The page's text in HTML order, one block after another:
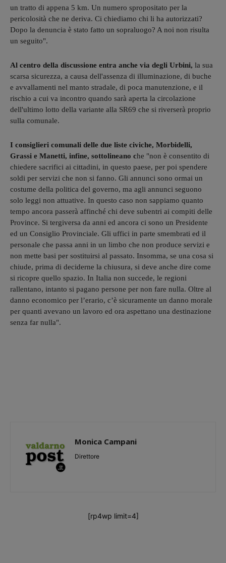
un tratto di appena 5 km. Un numero spropositato per la
pericolosità che ne deriva. Ci chiediamo chi li ha autorizzati?
Dopo la denuncia è stato fatto un sopraluogo? A noi non risulta
un seguito".
Al centro della discussione entra anche via degli Urbini, la sua
scarsa sicurezza, a causa dell'assenza di illuminazione, di buche
e avvallamenti nel manto stradale, di poca manutenzione, e il
rischio a cui va incontro quando sarà aperta la circolazione
dell'ultimo lotto della variante alla SR69 che si riverserà proprio
sulla comunale.
I consiglieri comunali delle due liste civiche, Morbidelli,
Grassi e Manetti, infine, sottolineano che "non è consentito di
chiedere sacrifici ai cittadini, in questo paese, per poi spendere
soldi per servizi che non si fanno. Gli annunci sono ormai un
costume della politica del governo, ma agli annunci seguono
solo leggi non attuative. In questo caso non sappiamo quanto
tempo ancora passerà affinché chi deve subentri ai compiti delle
Province. Si tergiversa da anni ed ancora ci sono un Presidente
ed un Consiglio Provinciale. Gli uffici in parte smembrati ed il
personale che passa anni in un limbo che non produce servizi e
non mette basi per sostituirsi al passato. Insomma, se una cosa si
chiude, prima di deciderne la chiusura, si deve anche dire come
si ricopre quello spazio. In Italia non succede, le regioni
rallentano, intanto si pagano persone per non fare nulla. Oltre al
danno economico per l’erario, c’è sicuramente un danno morale
per quanti avevano un lavoro ed ora aspettano una destinazione
senza far nulla".
Monica Campani
Direttore
[rp4wp limit=4]